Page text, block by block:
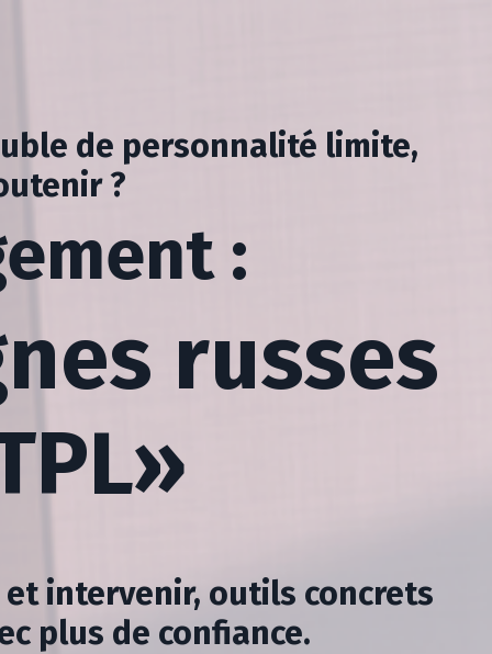
de personnalité limite,
?
:
russes
intervenir, outils concrets
plus de confiance.